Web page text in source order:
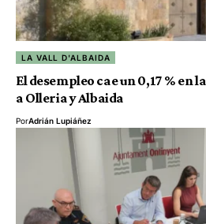
LA VALL D'ALBAIDA
El desempleo cae un 0,17 % en
a Olleria y Albaida
PorAdrián Lupiáñez